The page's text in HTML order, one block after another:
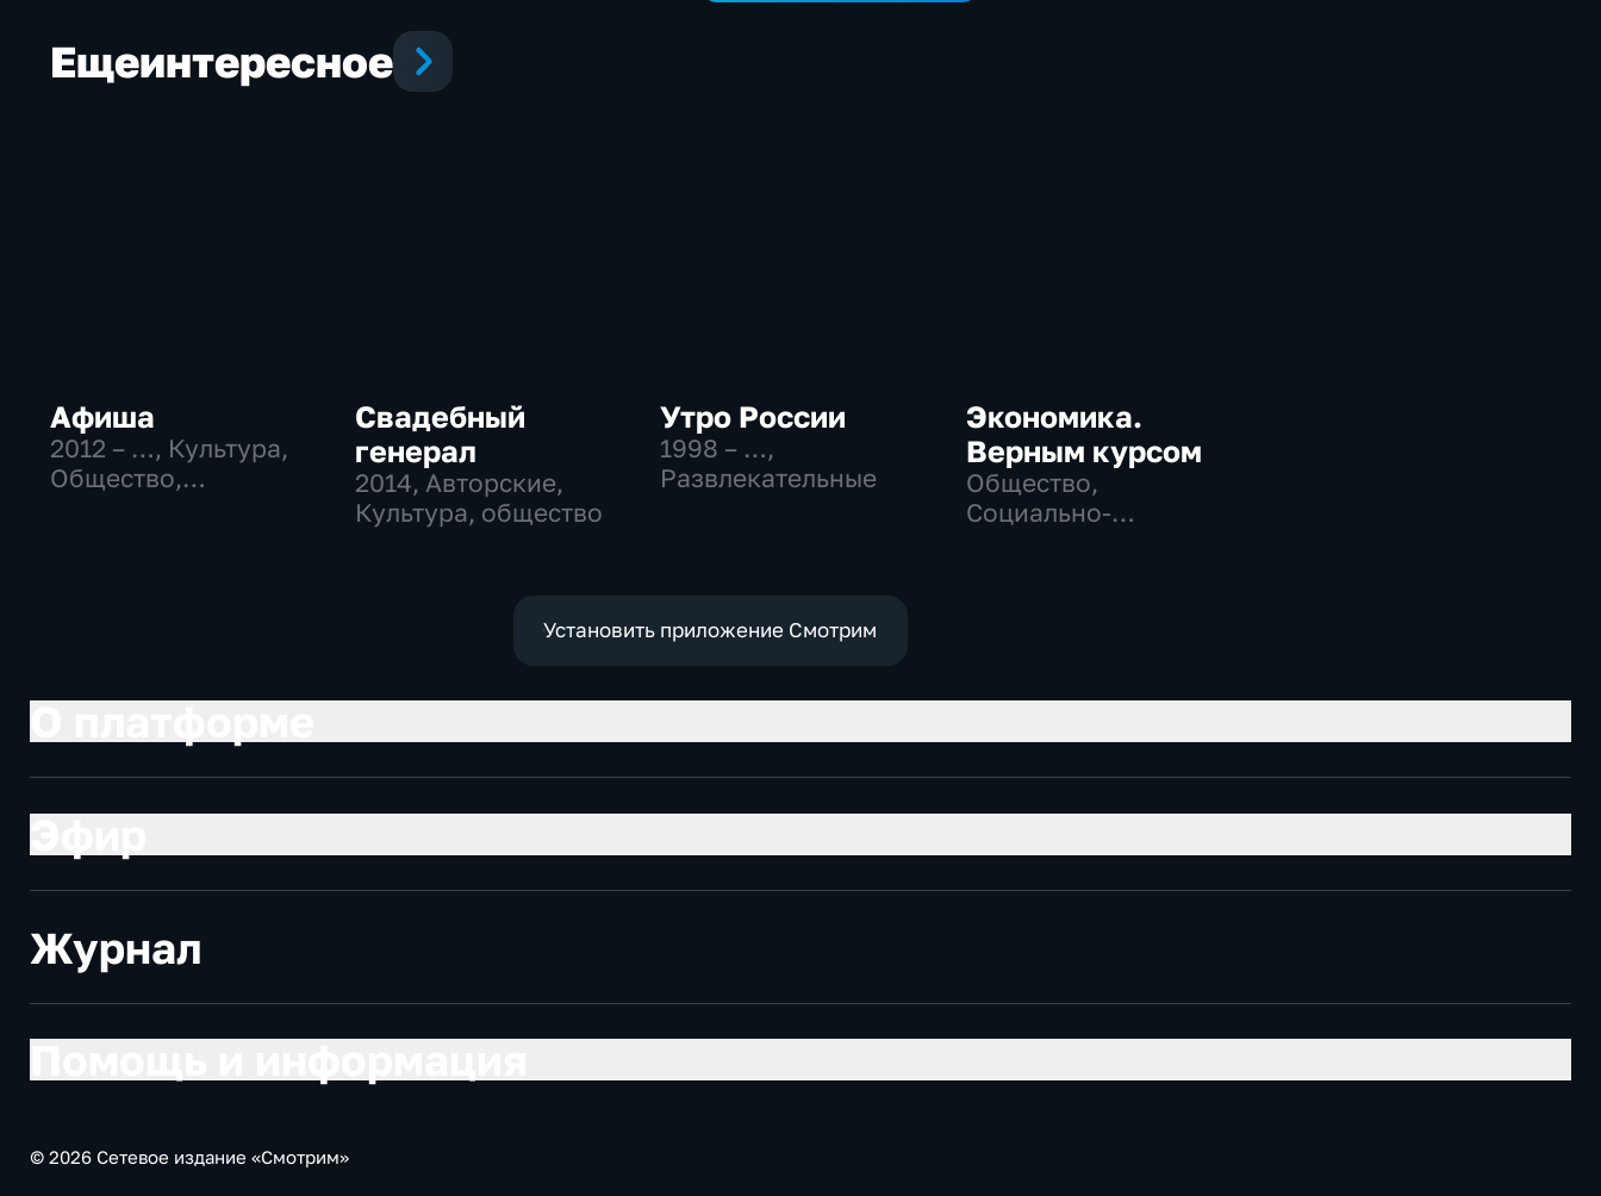
Ещеинтересное
Афиша
2012 – …, Культура,
Общество,
Свадебный
генерал
2014, Авторские,
Культура, общество
Утро России
1998 – …,
Развлекательные
Экономика.
Верным курсом
Общество,
Социально-
Установить приложение Смотрим
Журнал
© 2026 Сетевое издание «Смотрим»